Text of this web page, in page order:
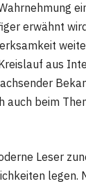
erwähnt
aus
auch beim
Leser
legen.